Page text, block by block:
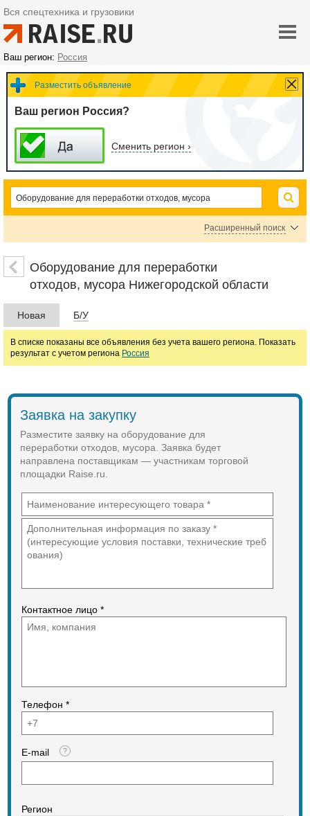
Вся спецтехника и грузовики
Ваш регион: Россия
Разместить объявление
Ваш регион Россия?
Сменить регион ›
Расширенный поиск
Оборудование для переработки металлаОборудование для переработки
Оборудование для переработки мусора
Цена
Марка
Оборудование для переработки
отходов, мусора Нижегородской области
Новая Б/У
В списке показаны все объявления без учета вашего региона. Показать
результат с учетом региона Россия
Заявка на закупку
Разместите заявку на оборудование для
переработки отходов, мусора. Заявка будет
направлена поставщикам — участникам торговой
площадки Raise.ru.
Контактное лицо *
Телефон *
E-mail
Регион